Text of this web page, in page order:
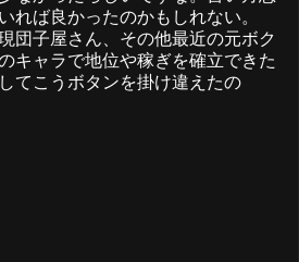
れば良かったのかもしれない。
団子屋さん、その他最近の元ボク
キャラで地位や稼ぎを確立できた
てこうボタンを掛け違えたの